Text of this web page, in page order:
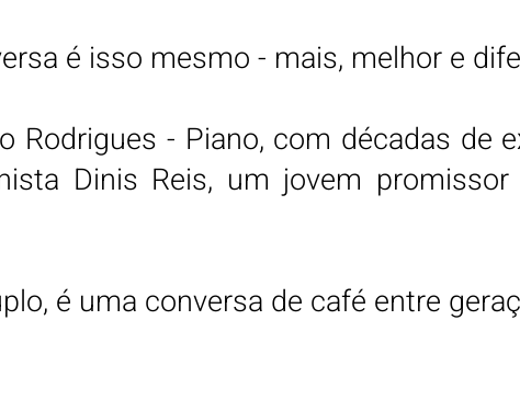
é isso mesmo - mais, melhor e
Rodrigues - Piano, com décadas de
Dinis Reis, um jovem
é uma conversa de café entre